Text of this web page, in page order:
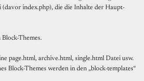
index.php), die die Inhalte der Haupt-
Themes.
page.html, archive.html, single.html Datei usw.
Block-Themes werden in den „block-templates“